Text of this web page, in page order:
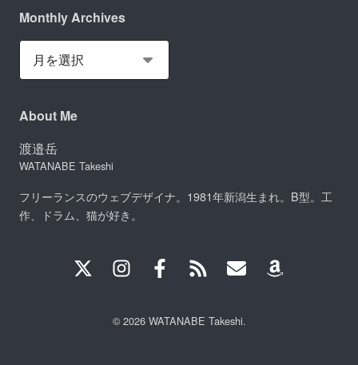
Monthly Archives
About Me
渡邉岳
WATANABE Takeshi
フリーランスのウェブデザイナ。1981年新潟生まれ。B型。工
作、ドラム、猫が好き。
© 2026 WATANABE Takeshi.